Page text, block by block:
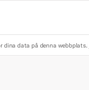
dina data på denna webbplats.